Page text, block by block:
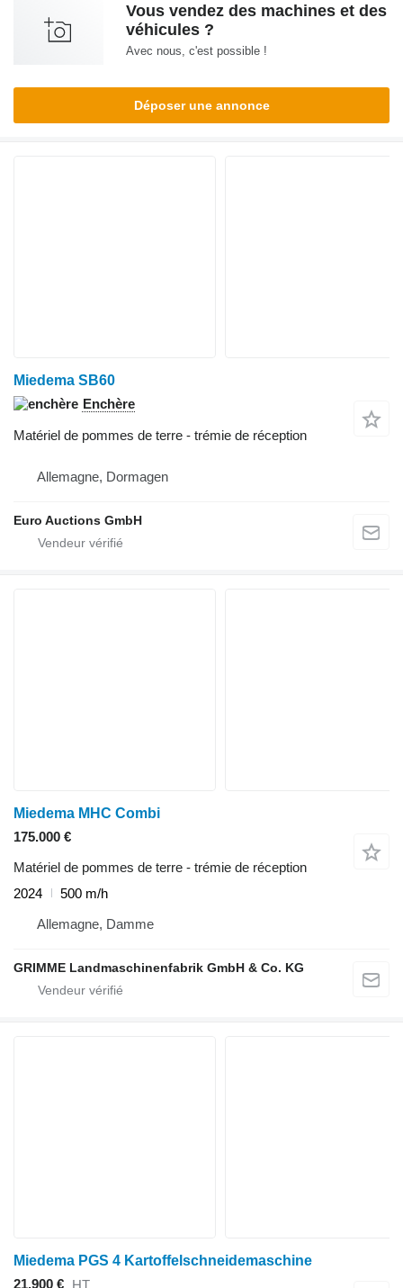
Vous vendez des machines et des
véhicules ?
Avec nous, c'est possible !
Déposer une annonce
Miedema SB60
Enchère
Matériel de pommes de terre - trémie de réception
Allemagne, Dormagen
Euro Auctions GmbH
Miedema MHC Combi
175.000 €
Matériel de pommes de terre - trémie de réception
2024
500 m/h
Allemagne, Damme
GRIMME Landmaschinenfabrik GmbH & Co. KG
Miedema PGS 4 Kartoffelschneidemaschine
21.900 €